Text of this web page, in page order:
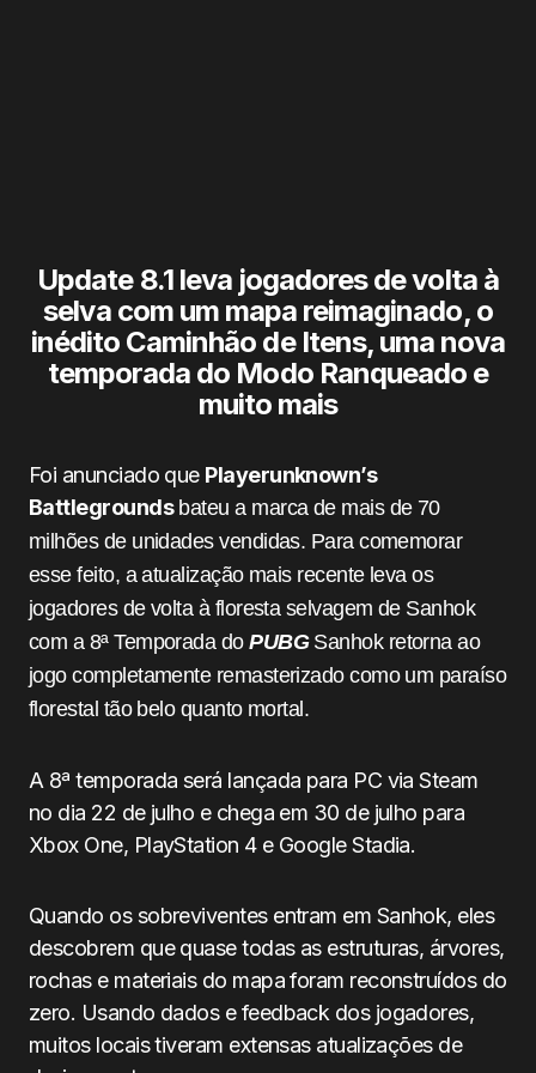
Update 8.1 leva jogadores de volta à
selva com um mapa reimaginado, o
inédito Caminhão de Itens, uma nova
temporada do Modo Ranqueado e
muito mais
Foi anunciado que Playerunknown’s
Battlegrounds bateu a marca de mais de 70
milhões de unidades vendidas. Para comemorar
esse feito, a atualização mais recente leva os
jogadores de volta à floresta selvagem de Sanhok
com a 8ª Temporada doPUBGSanhok retorna ao
jogo completamente remasterizado como um paraíso
florestal tão belo quanto mortal.
A 8ª temporada será lançada para PC via Steam
no dia 22 de julho e chega em 30 de julho para
Xbox One, PlayStation 4 e Google Stadia.
Quando os sobreviventes entram em Sanhok, eles
descobrem que quase todas as estruturas, árvores,
rochas e materiais do mapa foram reconstruídos do
zero. Usando dados e feedback dos jogadores,
muitos locais tiveram extensas atualizações de